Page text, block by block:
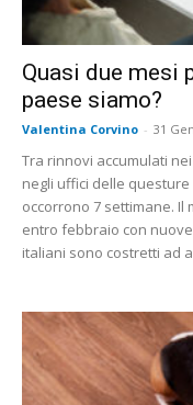
Quasi due mesi
paese siamo?
Valentina Corvino - 31
Tra rinnovi accumulati
negli uffici delle
occorrono 7 settimane.
entro febbraio con
italiani sono costretti ad